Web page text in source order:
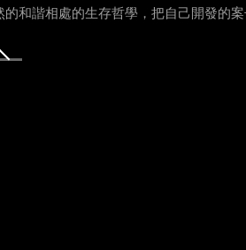
和諧相處的生存哲學，把自己開發的案